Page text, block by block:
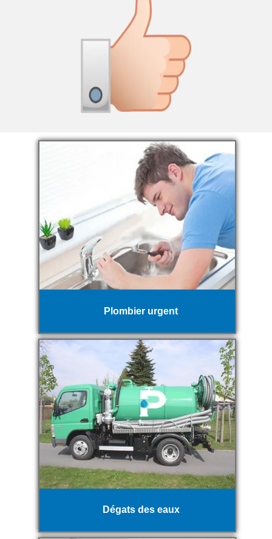
Plombier urgent
Dégats des eaux